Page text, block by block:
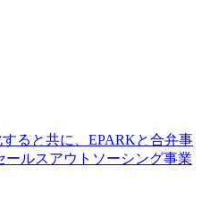
ると共に、EPARKと合弁事
ールスアウトソーシング事業